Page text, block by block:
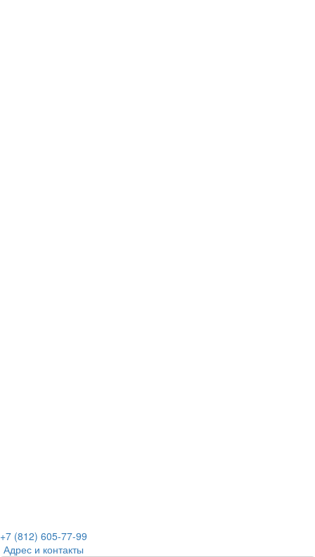
+7 (812) 605-77-99
Адрес и контакты